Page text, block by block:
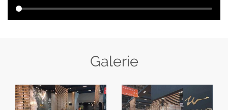
Galerie